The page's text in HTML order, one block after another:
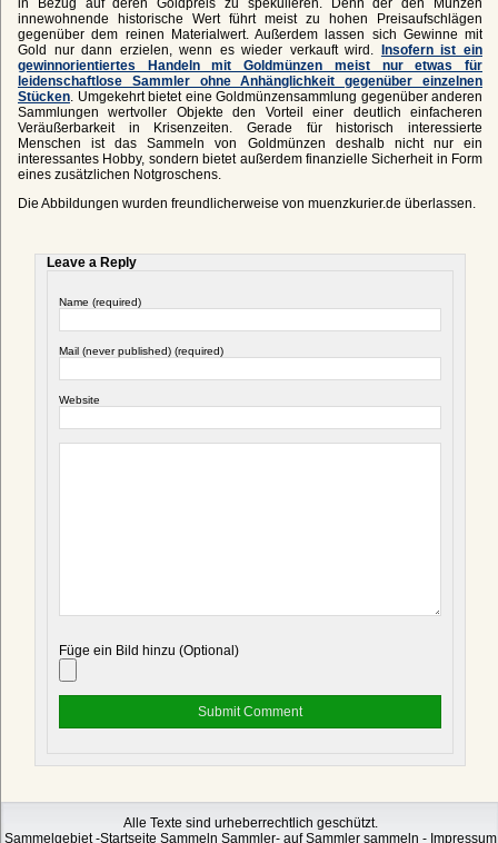
innewohnende historische Wert führt meist zu hohen Preisaufschlägen
gegenüber dem reinen Materialwert. Außerdem lassen sich Gewinne mit
Gold nur dann erzielen, wenn es wieder verkauft wird. Insofern ist ein
gewinnorientiertes Handeln mit Goldmünzen meist nur etwas für
leidenschaftlose Sammler ohne Anhänglichkeit gegenüber einzelnen
Stücken . Umgekehrt bietet eine Goldmünzensammlung gegenüber anderen
Sammlungen wertvoller Objekte den Vorteil einer deutlich einfacheren
Veräußerbarkeit in Krisenzeiten. Gerade für historisch interessierte
Menschen ist das Sammeln von Goldmünzen deshalb nicht nur ein
interessantes Hobby, sondern bietet außerdem finanzielle Sicherheit in Form
eines zusätzlichen Notgroschens.
Die Abbildungen wurden freundlicherweise von muenzkurier.de überlassen.
Leave a Reply
Name (required)
Mail (never published) (required)
Website
Füge ein Bild hinzu (Optional)
Alle Texte sind urheberrechtlich geschützt.
Sammelgebiet -Startseite Sammeln Sammler- auf Sammler sammeln - Impressum